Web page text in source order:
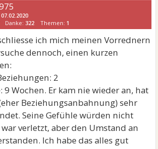
07.02.2020
Danke:322 Themen: 1
ich mich meinen Vorrednern
dennoch, einen kurzen
2
9 Wochen. Er kam nie wieder an, hat
Beziehungsanbahnung) sehr
Seine Gefühle würden nicht
verletzt, aber den Umstand an
Ich habe das alles gut